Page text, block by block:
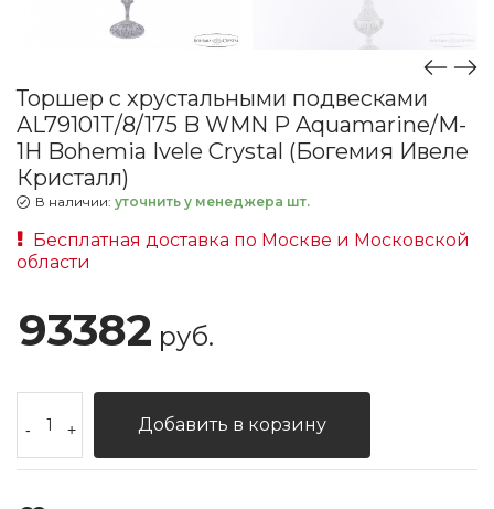
Торшер с хрустальными подвесками
AL79101T/8/175 B WMN P Aquamarine/M-
1H Bohemia Ivele Crystal (Богемия Ивеле
Кристалл)
В наличии: уточнить у менеджера шт.
Бесплатная доставка по Москве и Московской
области
93382 руб.
- + Добавить в корзину